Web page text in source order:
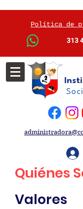
Política de
313
Quiénes
Valores